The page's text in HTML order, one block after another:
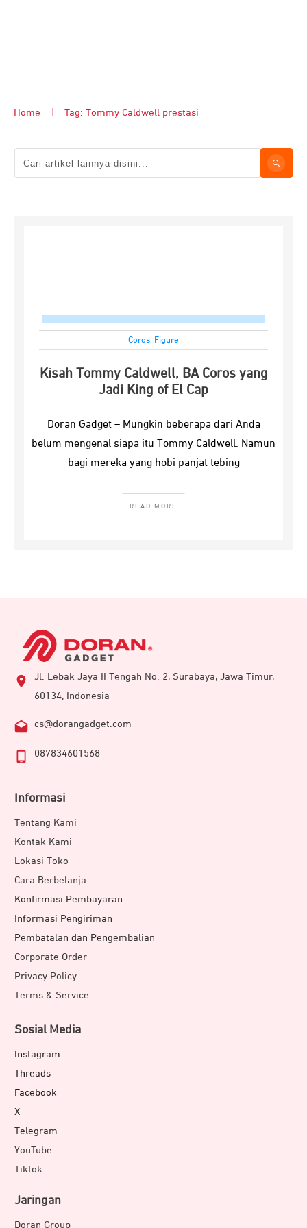
Home Tag: Tommy Caldwell prestasi
Coros, Figure
Kisah Tommy Caldwell, BA Coros yang
Jadi King of El Cap
Doran Gadget – Mungkin beberapa dari Anda
belum mengenal siapa itu Tommy Caldwell. Namun
bagi mereka yang hobi panjat tebing
READ MORE
Jl. Lebak Jaya II Tengah No. 2, Surabaya, Jawa Timur,
60134, Indonesia
cs@dorangadget.com
087834601568
Informasi
Tentang Kami
Kontak Kami
Lokasi Toko
Cara Berbelanja
Konfirmasi Pembayaran
Informasi Pengiriman
Pembatalan dan Pengembalian
Corporate Order
Privacy Policy
Terms & Service
Sosial Media
Instagram
Threads
Facebook
X
Telegram
YouTube
Tiktok
Jaringan
Doran Group